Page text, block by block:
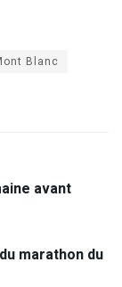
Blanc
avant
marathon du